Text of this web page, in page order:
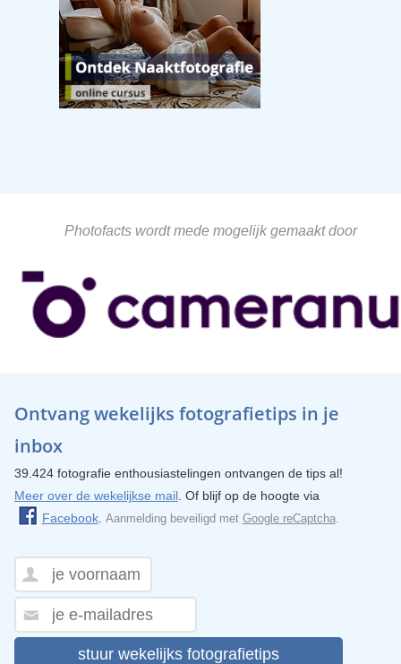
Photofacts wordt mede mogelijk gemaakt door
Ontvang wekelijks fotografietips in je
inbox
39.424 fotografie enthousiastelingen ontvangen de tips al!
Meer over de wekelijkse mail. Of blijf op de hoogte via
Facebook. Aanmelding beveiligd met Google reCaptcha.
stuur wekelijks fotografietips